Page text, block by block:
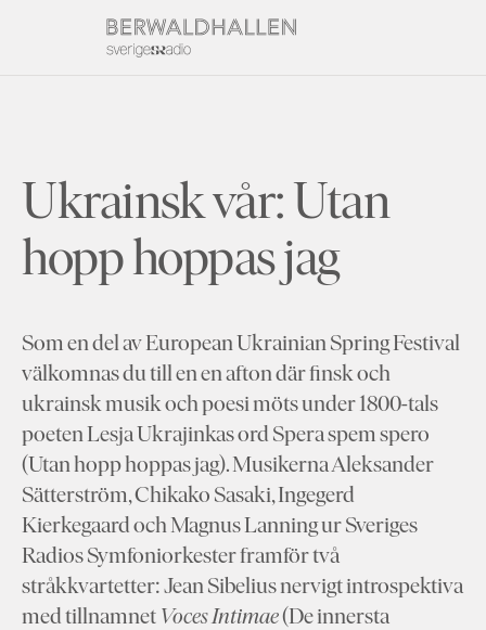
Ukrainsk vår: Utan
hopp hoppas jag
Som en del av European Ukrainian Spring Festival
välkomnas du till en en afton där finsk och
ukrainsk musik och poesi möts under 1800-tals
poeten Lesja Ukrajinkas ord Spera spem spero
(Utan hopp hoppas jag). Musikerna Aleksander
Sätterström, Chikako Sasaki, Ingegerd
Kierkegaard och Magnus Lanning ur Sveriges
Radios Symfoniorkester framför två
stråkkvartetter: Jean Sibelius nervigt introspektiva
med tillnamnet Voces Intimae(De innersta